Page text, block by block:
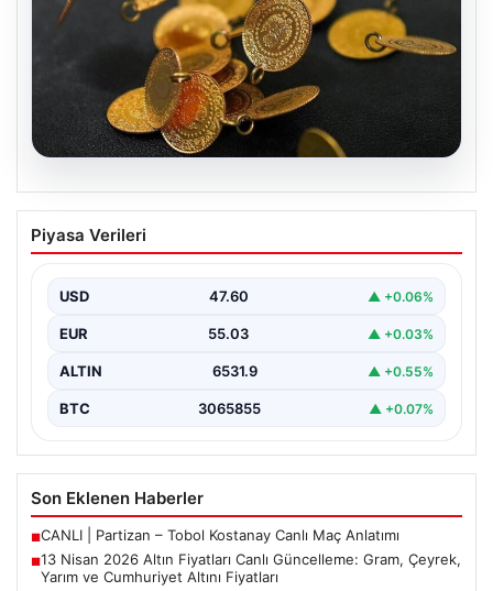
05.08.2026
13 Nisan 2026 Altın Fiyatları Canlı
Güncelleme: Gram, Çeyrek, Yarım ve
Altın piyasalarda hafta başında tansiyon yükseldi. ABD
beklenen…
Piyasa Verileri
USD 47.60 ▲ +0.06%
EUR 55.03 ▲ +0.03%
ALTIN 6531.9 ▲ +0.55%
BTC 3065855 ▲ +0.07%
Son Eklenen Haberler
■CANLI | Partizan – Tobol Kostanay Canlı Maç Anlatımı
■13 Nisan 2026 Altın Fiyatları Canlı Güncelleme: Gram, Çeyrek,
Yarım ve Cumhuriyet Altını Fiyatları